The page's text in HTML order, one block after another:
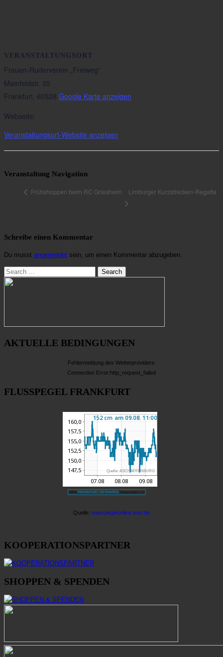
VERANSTALTUNGSORT
Frauen-Ruderverein „Freiweg“
Mainfeldstr. 35
Frankfurt, 60528 Google Karte anzeigen
Webseite:
Veranstaltungsort-Website anzeigen
Veranstaltung Navigation
Frühshoppen beim RC Griesheim Limburger Kurzstrecken-Regatta
Schreibe einen Kommentar
Du musst angemeldet sein, um einen Kommentar abzugeben.
Search
AKTUELLE BEDINGUNGEN
Fehlermeldung des Wetterproviders:
Connection Error:http_request_failed
FLUSSPEGEL FRANKFURT
KOOPERATIONSPARTNER
SHOPPEN & SPENDEN